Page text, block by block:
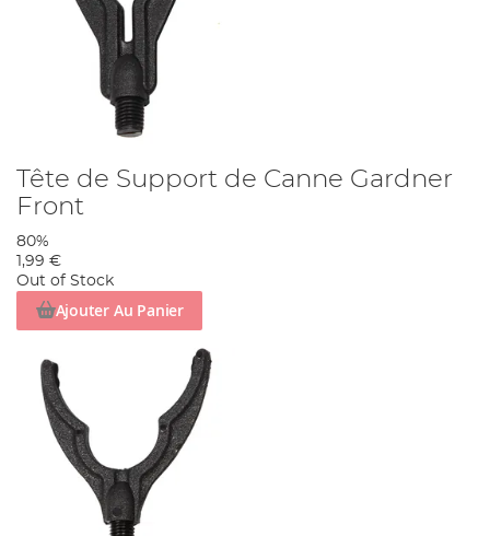
Tête de Support de Canne Gardner
Front
80%
1,99 €
Out of Stock
Ajouter Au Panier